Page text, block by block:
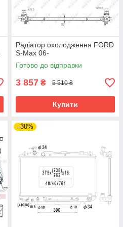
Радіатор охолодження FORD
S-Max 06-
Готово до відправки
3 857 ₴ 5 510 ₴
Купити
–30%